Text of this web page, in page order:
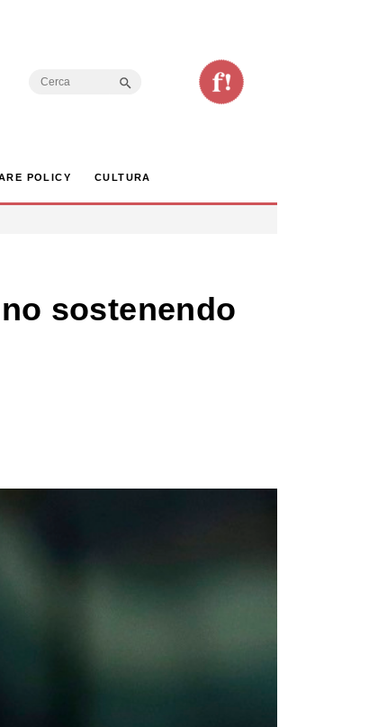
Search
POLICY CULTURA
sostenendo